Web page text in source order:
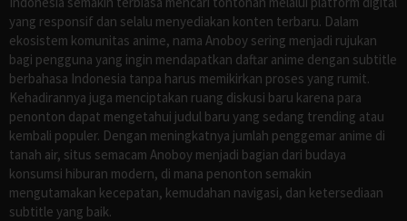
yang responsif dan selalu menyediakan konten terbaru. Dalam
ekosistem komunitas anime, nama Anoboy sering menjadi rujukan
bagi pengguna yang ingin mendapatkan daftar anime dengan subtitle
berbahasa Indonesia tanpa harus memikirkan proses yang rumit.
Kehadirannya juga menciptakan ruang diskusi baru karena para
penonton dapat mengetahui judul baru yang sedang trending atau
kembali populer. Dengan meningkatnya jumlah penggemar anime di
tanah air, situs semacam Anoboy menjadi bagian dari budaya
konsumsi hiburan modern, di mana penonton semakin
mengutamakan kecepatan, kemudahan navigasi, dan ketersediaan
subtitle yang baik.